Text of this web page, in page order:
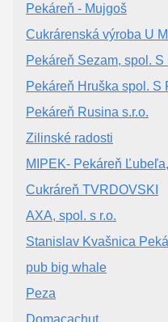
Pekáreň - Mujgoš
Cukrárenská výroba U
Pekáreň Sezam, spol. S
Pekáreň Hruška spol. S
Pekáreň Rusina s.r.o.
Zilinské radosti
MIPEK- Pekáreň
Cukráreň TVRDOVSKI
AXA, spol. s r.o.
Stanislav Kvašnica
pub big whale
Peza
Domacachut